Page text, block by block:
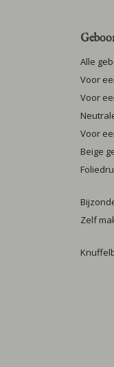
Alle
Voor
Voor
Voor
Beige
Zelf